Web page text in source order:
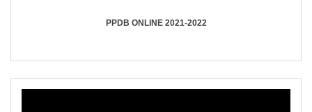
PPDB ONLINE 2021-2022